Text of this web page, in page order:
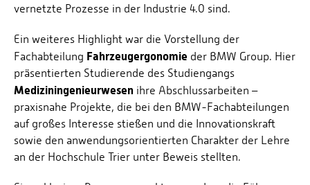
vernetzte Prozesse in der Industrie 4.0 sind.
Ein weiteres Highlight war die Vorstellung der
Fachabteilung Fahrzeugergonomie der BMW Group. Hier
präsentierten Studierende des Studiengangs
Mediziningenieurwesen ihre Abschlussarbeiten –
praxisnahe Projekte, die bei den BMW-Fachabteilungen
auf großes Interesse stießen und die Innovationskraft
sowie den anwendungsorientierten Charakter der Lehre
an der Hochschule Trier unter Beweis stellten.